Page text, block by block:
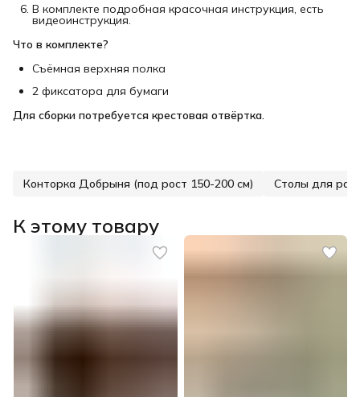
В комплекте подробная красочная инструкция, есть
видеоинструкция.
Что в комплекте?
Съёмная верхняя полка
2 фиксатора для бумаги
Для сборки потребуется крестовая отвёртка.
Конторка Добрыня (под рост 150-200 см) Столы для
К этому товару